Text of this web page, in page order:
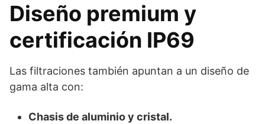
Diseño premium y
certificación IP69
Las filtraciones también apuntan a un diseño de
gama alta con:
Chasis de aluminio y cristal.